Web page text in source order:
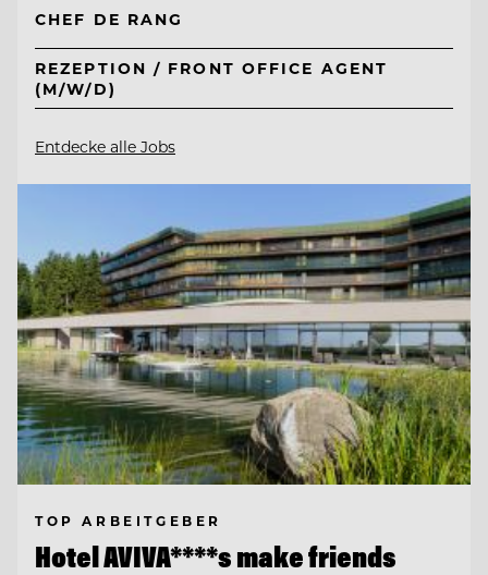
CHEF DE RANG
REZEPTION / FRONT OFFICE AGENT
(M/W/D)
Entdecke alle Jobs
TOP ARBEITGEBER
Hotel AVIVA****s make friends